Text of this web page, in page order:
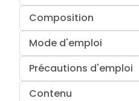
Composition
Mode d'emploi
Précautions d'emploi
Contenu